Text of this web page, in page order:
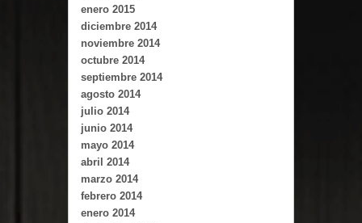
enero 2015
diciembre 2014
noviembre 2014
octubre 2014
septiembre 2014
agosto 2014
julio 2014
junio 2014
mayo 2014
abril 2014
marzo 2014
febrero 2014
enero 2014